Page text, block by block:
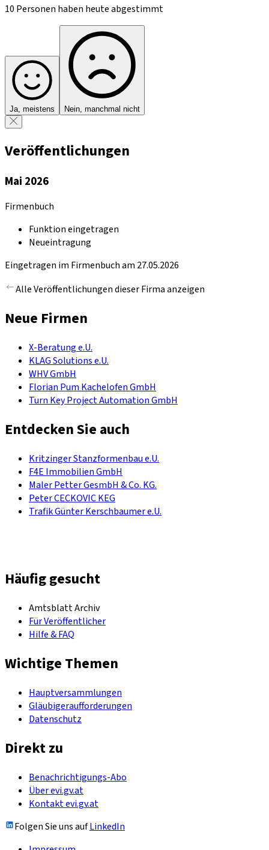
10 Personen haben heute abgestimmt
Ja, meistens Nein, manchmal nicht
Veröffentlichungen
Mai 2026
Firmenbuch
Funktion eingetragen
Neueintragung
Eingetragen im Firmenbuch am 27.05.2026
Alle Veröffentlichungen dieser Firma anzeigen
Neue Firmen
X-Beratung e.U.
KLAG Solutions e.U.
WHV GmbH
Florian Pum Kachelofen GmbH
Turn Key Project Automation GmbH
Entdecken Sie auch
Kritzinger Stanzformenbau e.U.
F4E Immobilien GmbH
Maler Petter GesmbH & Co. KG.
Peter CECKOVIC KEG
Trafik Günter Kerschbaumer e.U.
Häufig gesucht
Amtsblatt Archiv
Für Veröffentlicher
Hilfe & FAQ
Wichtige Themen
Hauptversammlungen
Gläubigeraufforderungen
Datenschutz
Direkt zu
Benachrichtigungs-Abo
Über evi.gv.at
Kontakt evi.gv.at
Folgen Sie uns aufLinkedIn